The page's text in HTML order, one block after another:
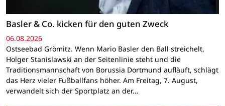
Basler & Co. kicken für den guten Zweck
06.08.2026
Ostseebad Grömitz. Wenn Mario Basler den Ball streichelt,
Holger Stanislawski an der Seitenlinie steht und die
Traditionsmannschaft von Borussia Dortmund aufläuft, schlägt
das Herz vieler Fußballfans höher. Am Freitag, 7. August,
verwandelt sich der Sportplatz an der…